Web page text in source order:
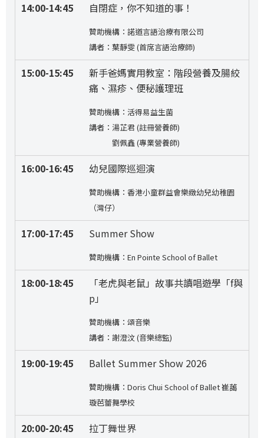
14:00-14:45 自閉症，你不知道的事！
贊助機構：諾道言語治療有限公司
講者：葉靜雯 (首席言語治療師)
15:00-15:45
新手爸媽實用教室：階段營養及腸絞
痛、濕疹、便秘護理班
贊助機構：活得易益生菌
講者：湯芷君 (註冊營養師)
劉佩鑫 (專業營養師)
16:00-16:45 幼兒國際巡迴演
贊助機構：香港小童群益會樂緻幼兒幼稚園
（灣仔）
17:00-17:45 Summer Show
贊助機構：En Pointe School of Ballet
18:00-18:45
「老虎與老鼠」故事共讀唱遊學「f與
p」
贊助機構：頌音樂
講者：謝澄汶 (音樂總監)
19:00-19:45 Ballet Summer Show 2026
贊助機構：Doris Chui School of Ballet 崔藹
璇芭蕾舞學校
20:00-20:45 拉丁舞世界